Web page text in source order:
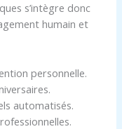
s’intègre donc
humain et
personnelle.
automatisés.